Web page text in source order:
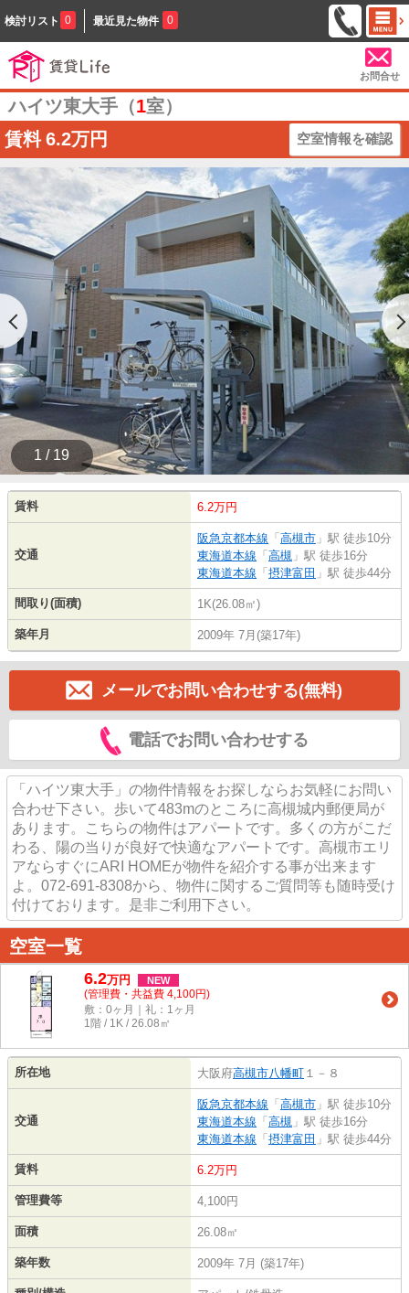
検討リスト 0 最近見た物件 0
お問合せ
ハイツ東大手（1室）
賃料 6.2万円 空室情報を確認
1 / 19
賃料 6.2万円
交通
阪急京都本線 「 高槻市 」駅 徒歩10分
東海道本線 「 高槻 」駅 徒歩16分
東海道本線 「 摂津富田 」駅 徒歩44分
間取り(面積) 1K(26.08㎡)
築年月 2009年 7月(築17年)
メールでお問い合わせする(無料)
電話でお問い合わせする
「ハイツ東大手」の物件情報をお探しならお気軽にお問い
合わせ下さい。歩いて483mのところに高槻城内郵便局が
あります。こちらの物件はアパートです。多くの方がこだ
わる、陽の当りが良好で快適なアパートです。高槻市エリ
アならすぐにARI HOMEが物件を紹介する事が出来ます
よ。072-691-8308から、物件に関するご質問等も随時受け
付けております。是非ご利用下さい。
空室一覧
6.2万円 NEW
(管理費・共益費 4,100円)
敷：0ヶ月｜礼：1ヶ月
1階 / 1K / 26.08㎡
所在地 大阪府高槻市八幡町 １－８
交通
阪急京都本線 「 高槻市 」駅 徒歩10分
東海道本線 「 高槻 」駅 徒歩16分
東海道本線 「 摂津富田 」駅 徒歩44分
賃料 6.2万円
管理費等 4,100円
面積 26.08㎡
築年数 2009年 7月 (築17年)